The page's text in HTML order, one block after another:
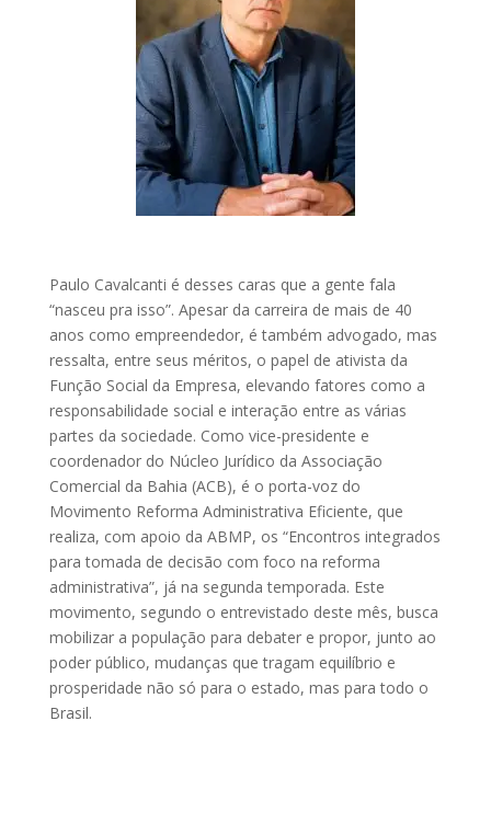
Paulo Cavalcanti é desses caras que a gente fala
“nasceu pra isso”. Apesar da carreira de mais de 40
anos como empreendedor, é também advogado, mas
ressalta, entre seus méritos, o papel de ativista da
Função Social da Empresa, elevando fatores como a
responsabilidade social e interação entre as várias
partes da sociedade. Como vice-presidente e
coordenador do Núcleo Jurídico da Associação
Comercial da Bahia (ACB), é o porta-voz do
Movimento Reforma Administrativa Eficiente, que
realiza, com apoio da ABMP, os “Encontros integrados
para tomada de decisão com foco na reforma
administrativa”, já na segunda temporada. Este
movimento, segundo o entrevistado deste mês, busca
mobilizar a população para debater e propor, junto ao
poder público, mudanças que tragam equilíbrio e
prosperidade não só para o estado, mas para todo o
Brasil.